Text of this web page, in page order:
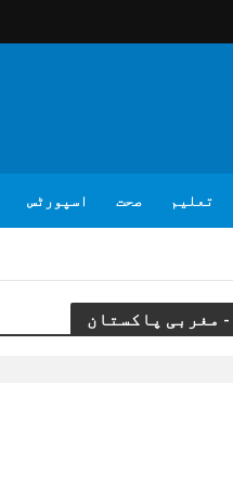
تعلیم صحت اسپورٹس